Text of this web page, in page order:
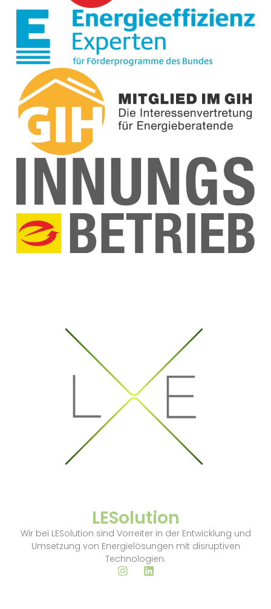
LESolution
Wir bei LESolution sind Vorreiter in der Entwicklung und
Umsetzung von Energielösungen mit disruptiven
Technologien.